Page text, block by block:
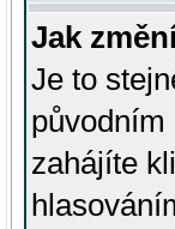
Jak
Je to
původním
zahájíte